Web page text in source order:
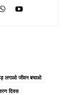
लगाओ जीवन बचाओ
दिवस